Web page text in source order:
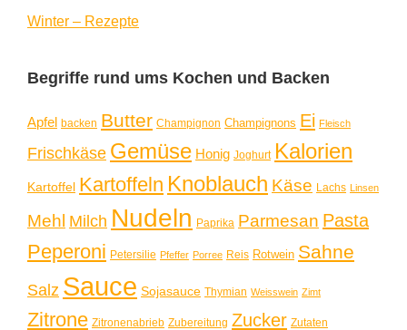
Winter – Rezepte
Begriffe rund ums Kochen und Backen
Apfel backen Butter Champignon Champignons Ei Fleisch
Frischkäse Gemüse Honig Joghurt Kalorien
Kartoffel Kartoffeln Knoblauch Käse Lachs Linsen
Mehl Milch Nudeln Paprika Parmesan Pasta
Peperoni Petersilie Pfeffer Porree Reis Rotwein Sahne
Salz Sauce Sojasauce Thymian Weisswein Zimt
Zitrone Zitronenabrieb Zubereitung Zucker Zutaten